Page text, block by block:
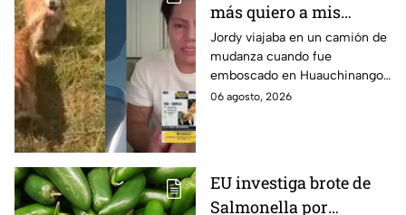
más quiero a mis
perritas": Asaltan a un
joven, vacían sus
cuentas y le roban a sus
mascotas en
Jordy viajaba en un camión de
mudanza cuando fue
emboscado en Huauchinango,
Puebla, Además de quitarle
06 agosto, 2026
EU investiga brote de
Salmonella por